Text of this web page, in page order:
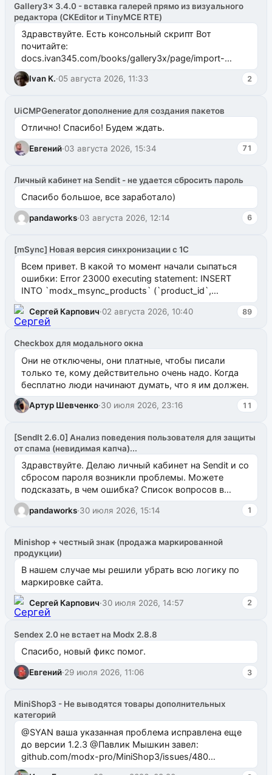
Gallery3x 3.4.0 - вставка галерей прямо из визуального
редактора (CKEditor и TinyMCE RTE)
Здравствуйте. Есть консольный скрипт Вот
почитайте:
docs.ivan345.com/books/gallery3x/page/import-
ms2galleryphp
Ivan K.·05 августа 2026, 11:33 2
UiCMPGenerator дополнение для создания пакетов
Отлично! Спасибо! Будем ждать.
Евгений·03 августа 2026, 15:34 71
Личный кабинет на Sendit - не удается сбросить пароль
Спасибо большое, все заработало)
pandaworks·03 августа 2026, 12:14 6
[mSync] Новая версия синхронизации с 1С
Всем привет. В какой то момент начали сыпаться
ошибки: Error 23000 executing statement: INSERT
INTO `modx_msync_products` (`product_id`,
`uuid_1c`) VALUES ...
Сергей Карпович·02 августа 2026, 10:40 89
Checkbox для модального окна
Они не отключены, они платные, чтобы писали
только те, кому действительно очень надо. Когда
бесплатно люди начинают думать, что я им должен.
Артур Шевченко·30 июля 2026, 23:16 11
[SendIt 2.6.0] Анализ поведения пользователя для защиты
от спама (невидимая капча)...
Здравствуйте. Делаю личный кабинет на Sendit и со
сбросом пароля возникли проблемы. Можете
подсказать, в чем ошибка? Список вопросов в
одноименном разделе на modx.pro пока пуст, и,...
pandaworks·30 июля 2026, 15:14 1
Minishop + честный знак (продажа маркированной
продукции)
В нашем случае мы решили убрать всю логику по
маркировке сайта.
Сергей Карпович·30 июля 2026, 14:57 2
Sendex 2.0 не встает на Modx 2.8.8
Спасибо, новый фикс помог.
Евгений·29 июля 2026, 11:06 3
MiniShop3 - Не выводятся товары дополнительных
категорий
@SYAN ваша указанная проблема исправлена еще
до версии 1.2.3 @Павлик Мышкин завел:
github.com/modx-pro/MiniShop3/issues/480
github.com/modx-pro/MiniShop3/issues/481Исправим